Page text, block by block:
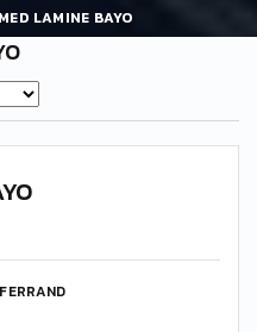
LAMINE BAYO